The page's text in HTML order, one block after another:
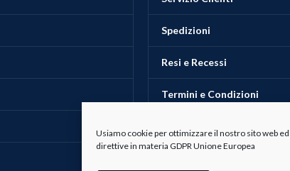
Usiamo cookie per ottimizzare il nostro sito web
direttive in materia GDPR Unione Europea
Spedizioni
Resi e Recessi
Termini e Condizioni